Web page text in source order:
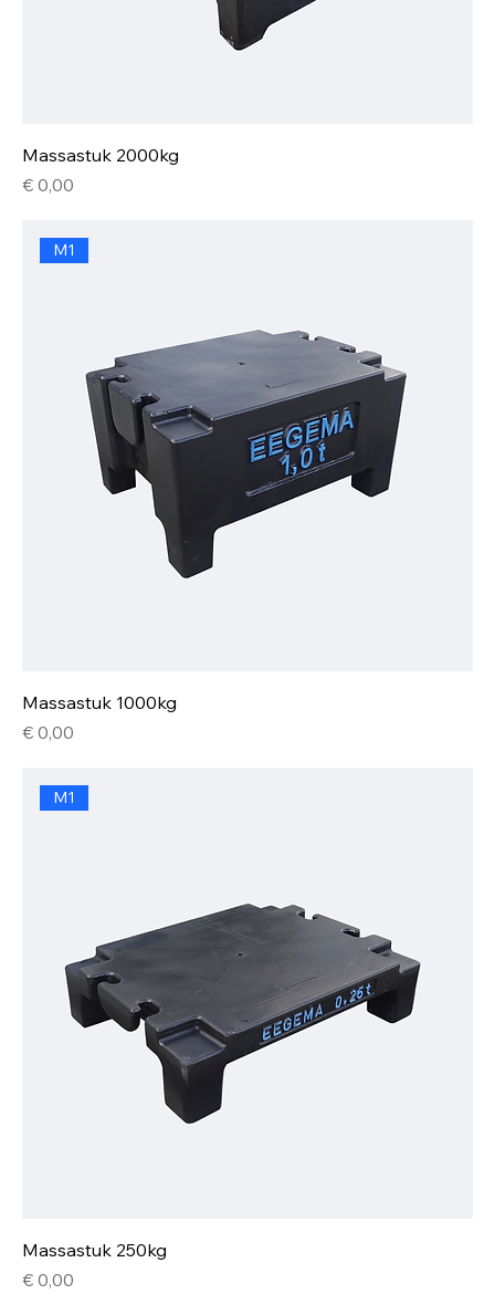
Massastuk 2000kg
Prijs
€ 0,00
M1
Massastuk 1000kg
Prijs
€ 0,00
M1
Massastuk 250kg
Prijs
€ 0,00